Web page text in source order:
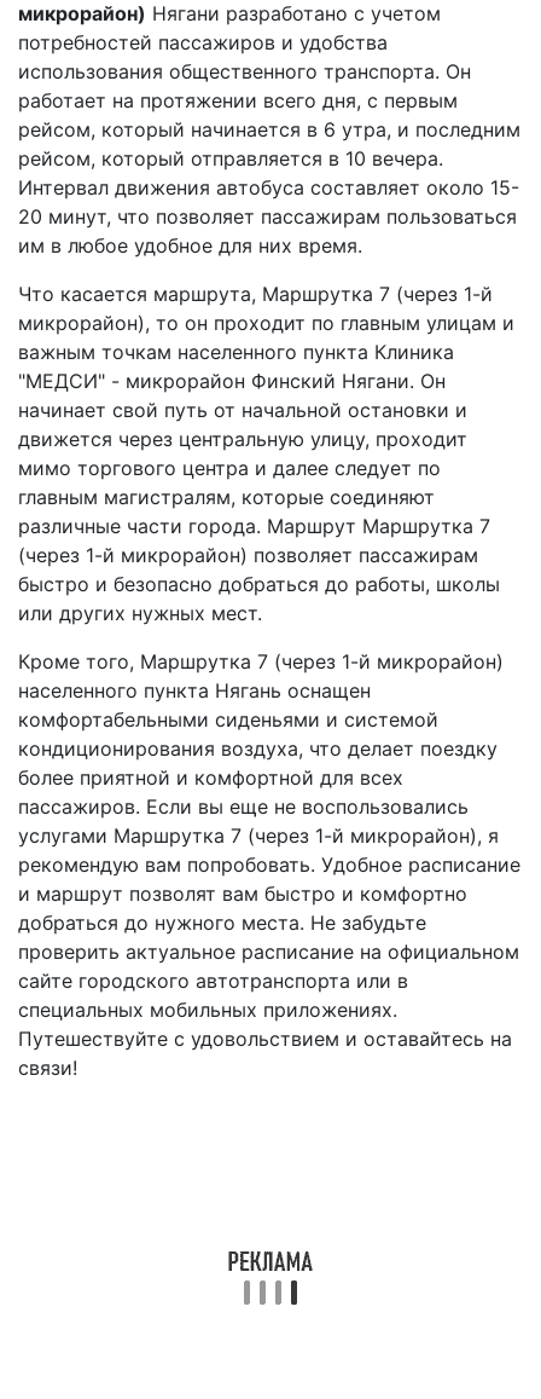
микрорайон) Нягани разработано с учетом
потребностей пассажиров и удобства
использования общественного транспорта. Он
работает на протяжении всего дня, с первым
рейсом, который начинается в 6 утра, и последним
рейсом, который отправляется в 10 вечера.
Интервал движения автобуса составляет около 15-
20 минут, что позволяет пассажирам пользоваться
им в любое удобное для них время.
Что касается маршрута, Маршрутка 7 (через 1-й
микрорайон), то он проходит по главным улицам и
важным точкам населенного пункта Клиника
"МЕДСИ" - микрорайон Финский Нягани. Он
начинает свой путь от начальной остановки и
движется через центральную улицу, проходит
мимо торгового центра и далее следует по
главным магистралям, которые соединяют
различные части города. Маршрут Маршрутка 7
(через 1-й микрорайон) позволяет пассажирам
быстро и безопасно добраться до работы, школы
или других нужных мест.
Кроме того, Маршрутка 7 (через 1-й микрорайон)
населенного пункта Нягань оснащен
комфортабельными сиденьями и системой
кондиционирования воздуха, что делает поездку
более приятной и комфортной для всех
пассажиров. Если вы еще не воспользовались
услугами Маршрутка 7 (через 1-й микрорайон), я
рекомендую вам попробовать. Удобное расписание
и маршрут позволят вам быстро и комфортно
добраться до нужного места. Не забудьте
проверить актуальное расписание на официальном
сайте городского автотранспорта или в
специальных мобильных приложениях.
Путешествуйте с удовольствием и оставайтесь на
связи!